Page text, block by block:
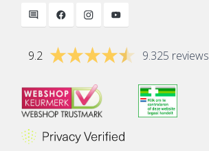
9.2 9.325 reviews